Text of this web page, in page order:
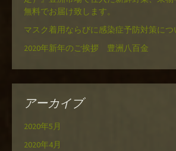
無料でお届け致します。
マスク着用ならびに感染症予防対策につ
2020年新年のご挨拶 豊洲八百金
アーカイブ
2020年5月
2020年4月